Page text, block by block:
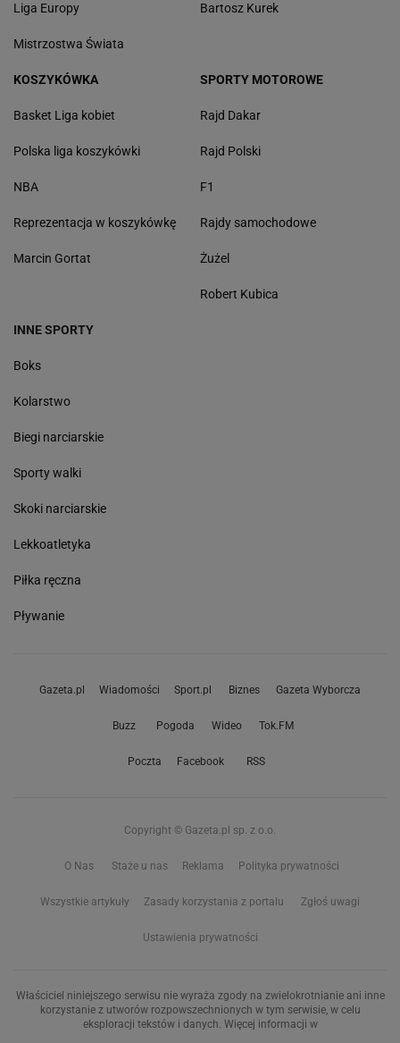
Liga Europy
Mistrzostwa Świata
Bartosz Kurek
KOSZYKÓWKA
Basket Liga kobiet
Polska liga koszykówki
NBA
Reprezentacja w koszykówkę
Marcin Gortat
SPORTY MOTOROWE
Rajd Dakar
Rajd Polski
F1
Rajdy samochodowe
Żużel
Robert Kubica
INNE SPORTY
Boks
Kolarstwo
Biegi narciarskie
Sporty walki
Skoki narciarskie
Lekkoatletyka
Piłka ręczna
Pływanie
Gazeta.pl Wiadomości Sport.pl Biznes Gazeta Wyborcza
Buzz Pogoda Wideo Tok.FM
Poczta Facebook RSS
Copyright © Gazeta.pl sp. z o.o.
O Nas Staże u nas Reklama Polityka prywatności
Wszystkie artykuły Zasady korzystania z portalu Zgłoś uwagi
Ustawienia prywatności
Właściciel niniejszego serwisu nie wyraża zgody na zwielokrotnianie ani inne
korzystanie z utworów rozpowszechnionych w tym serwisie, w celu
eksploracji tekstów i danych. Więcej informacji w